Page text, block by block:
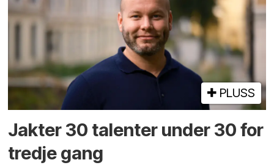
PLUSS
Jakter 30 talenter under 30 for
tredje gang